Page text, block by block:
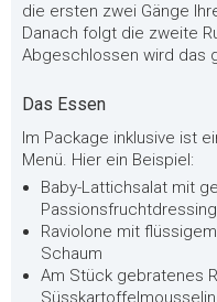
die ersten zwei Gänge
Danach folgt die zweite
Abgeschlossen wird das
Das Essen
Im Package inklusive ist
Menü. Hier ein Beispiel:
Baby-Lattichsalat mit
Passionsfruchtdressing
Raviolone mit
Schaum
Am Stück gebratenes